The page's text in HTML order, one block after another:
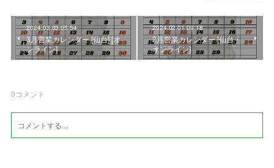
2024.03.03 05:54
3月営業カレンダー [仙台] [オ
ンライン]
2024.02.01 09:18
2月営業カレンダー [仙台・
オンライン]
0コメント